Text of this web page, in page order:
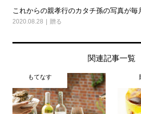
これからの親孝行のカタチ孫の写真が毎
2020.08.28 贈る
関連記事一覧
もてなす